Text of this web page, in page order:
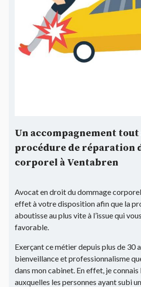
Un accompagnement tout
procédure de réparation
corporel à Ventabren
Avocat en droit du dommage
effet à votre disposition afin que la
aboutisse au plus vite à l’issue qui
favorable.
Exerçant ce métier depuis plus de 30
bienveillance et professionnalisme
dans mon cabinet. En effet, je
auxquelles les personnes ayant subi un